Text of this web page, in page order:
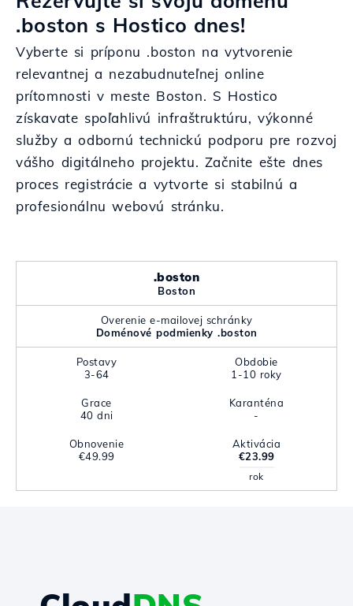
.boston s Hostico dnes!
Vyberte si príponu .boston na vytvorenie
relevantnej a nezabudnuteľnej online
prítomnosti v meste Boston. S Hostico
získavate spoľahlivú infraštruktúru, výkonné
služby a odbornú technickú podporu pre rozvoj
vášho digitálneho projektu. Začnite ešte dnes
proces registrácie a vytvorte si stabilnú a
profesionálnu webovú stránku.
.boston
Boston
Overenie e-mailovej schránky
Doménové podmienky .boston
Postavy
3-64
Obdobie
1-10 roky
Grace
40 dni
Karanténa
-
Obnovenie
€49.99
Aktivácia
€23.99
rok